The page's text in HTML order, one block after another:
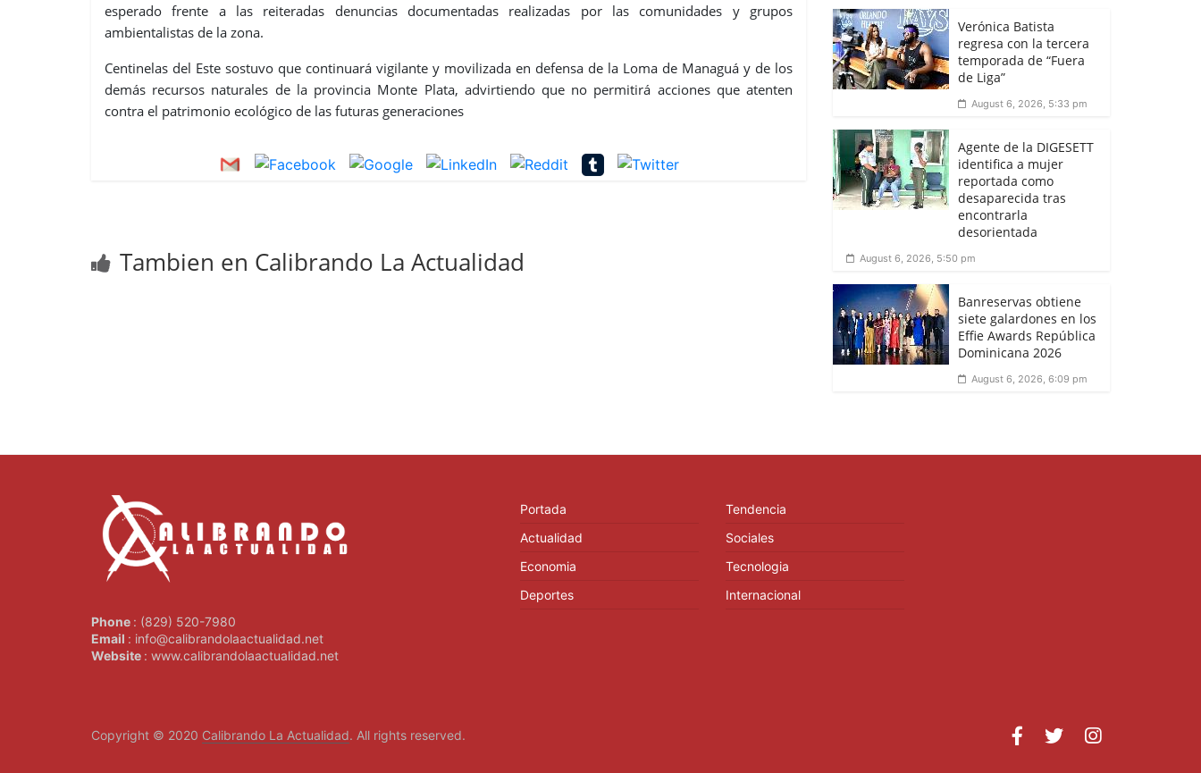
esperado frente a las reiteradas denuncias documentadas realizadas por las comunidades y grupos
ambientalistas de la zona.
Centinelas del Este sostuvo que continuará vigilante y movilizada en defensa de la Loma de Managuá y de los
demás recursos naturales de la provincia Monte Plata, advirtiendo que no permitirá acciones que atenten
contra el patrimonio ecológico de las futuras generaciones
Tambien en Calibrando La Actualidad
Verónica Batista
regresa con la tercera
temporada de “Fuera
de Liga”
August 6, 2026, 5:33 pm
Agente de la DIGESETT
identifica a mujer
reportada como
desaparecida tras
encontrarla
desorientada
August 6, 2026, 5:50 pm
Banreservas obtiene
siete galardones en los
Effie Awards República
Dominicana 2026
August 6, 2026, 6:09 pm
Phone : (829) 520-7980
Email : info@calibrandolaactualidad.net
Website : www.calibrandolaactualidad.net
Portada
Actualidad
Economia
Deportes
Tendencia
Sociales
Tecnologia
Internacional
Copyright © 2020 Calibrando La Actualidad. All rights reserved.